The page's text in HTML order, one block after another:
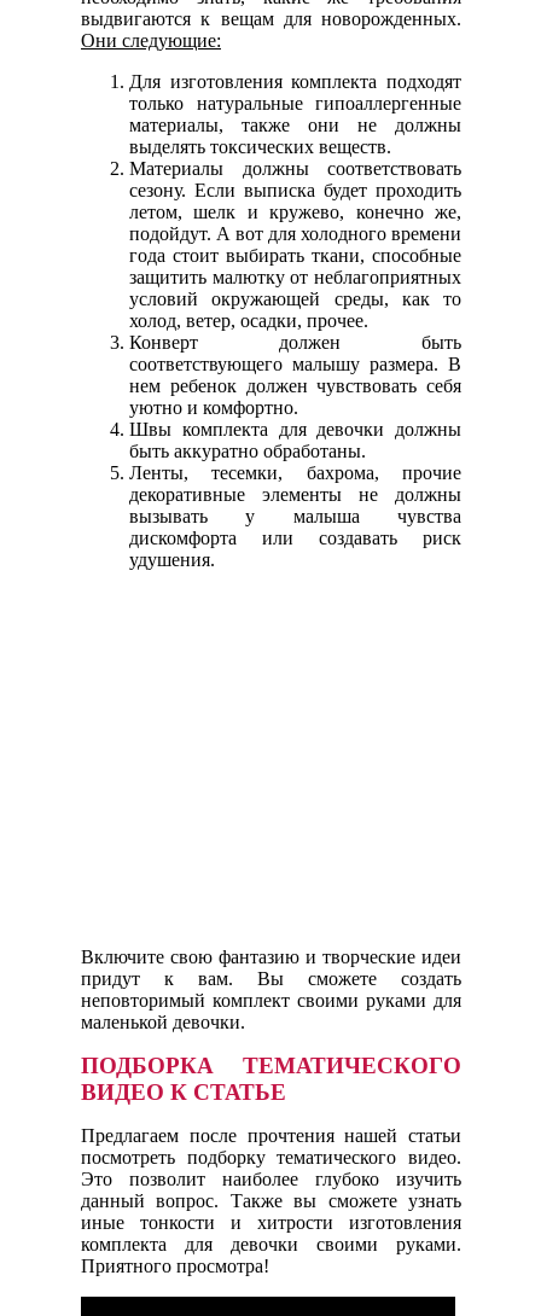
выдвигаются к вещам для новорожденных.
Они следующие:
Для изготовления комплекта подходят
только натуральные гипоаллергенные
материалы, также они не должны
выделять токсических веществ.
Материалы должны соответствовать
сезону. Если выписка будет проходить
летом, шелк и кружево, конечно же,
подойдут. А вот для холодного времени
года стоит выбирать ткани, способные
защитить малютку от неблагоприятных
условий окружающей среды, как то
холод, ветер, осадки, прочее.
Конверт должен быть
соответствующего малышу размера. В
нем ребенок должен чувствовать себя
уютно и комфортно.
Швы комплекта для девочки должны
быть аккуратно обработаны.
Ленты, тесемки, бахрома, прочие
декоративные элементы не должны
вызывать у малыша чувства
дискомфорта или создавать риск
удушения.
Включите свою фантазию и творческие идеи
придут к вам. Вы сможете создать
неповторимый комплект своими руками для
маленькой девочки.
ПОДБОРКА ТЕМАТИЧЕСКОГО
ВИДЕО К СТАТЬЕ
Предлагаем после прочтения нашей статьи
посмотреть подборку тематического видео.
Это позволит наиболее глубоко изучить
данный вопрос. Также вы сможете узнать
иные тонкости и хитрости изготовления
комплекта для девочки своими руками.
Приятного просмотра!